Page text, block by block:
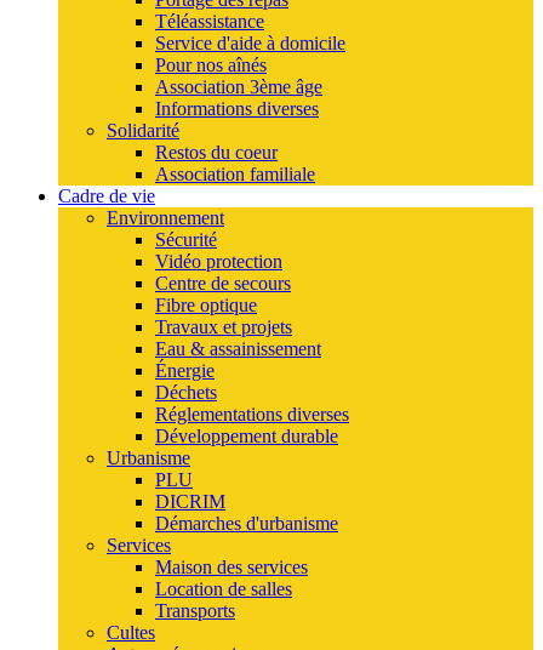
Téléassistance
Service d'aide à domicile
Pour nos aînés
Association 3ème âge
Informations diverses
Solidarité
Restos du coeur
Association familiale
Cadre de vie
Environnement
Sécurité
Vidéo protection
Centre de secours
Fibre optique
Travaux et projets
Eau & assainissement
Énergie
Déchets
Réglementations diverses
Développement durable
Urbanisme
PLU
DICRIM
Démarches d'urbanisme
Services
Maison des services
Location de salles
Transports
Cultes